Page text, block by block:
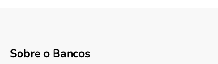
Sobre o Bancos